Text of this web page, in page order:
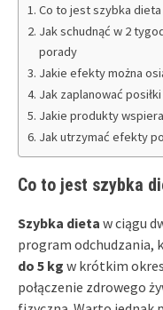
Co to jest szybka
Jak schudnąć w 2
porady
Jakie efekty można
Jak zaplanować
Jakie produkty
Jak utrzymać efekty
Co to jest szybka
Szybka dieta w ciągu
program odchudzania,
do 5 kg w krótkim
połączenie zdrowego